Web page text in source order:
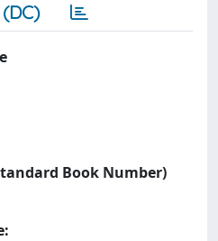
Book Number)